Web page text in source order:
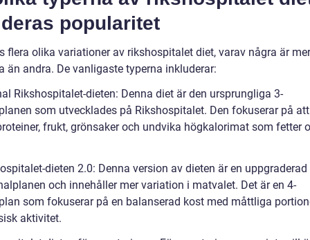
popularitet
flera olika variationer av rikshospitalet diet, varav några är mer
än andra. De vanligaste typerna inkluderar:
Rikshospitalet-dieten: Denna diet är den ursprungliga 3-
som utvecklades på Rikshospitalet. Den fokuserar på
frukt, grönsaker och undvika högkalorimat som fetter
dieten 2.0: Denna version av dieten är en
och innehåller mer variation i matvalet. Det är en 4-
som fokuserar på en balanserad kost med måttliga
aktivitet.